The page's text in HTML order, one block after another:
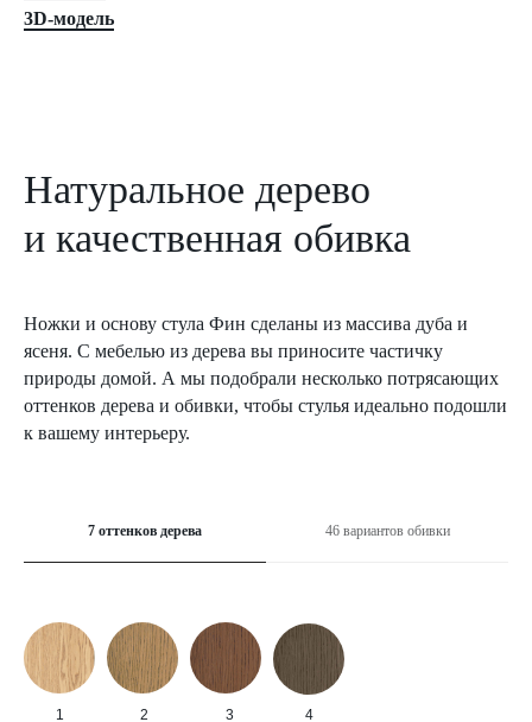
3D-модель
Натуральное дерево
и качественная обивка
Ножки и основу стула Фин сделаны из массива дуба и
ясеня. С мебелью из дерева вы приносите частичку
природы домой. А мы подобрали несколько потрясающих
оттенков дерева и обивки, чтобы стулья идеально подошли
к вашему интерьеру.
7 оттенков дерева 46 вариантов обивки
1 2 3 4